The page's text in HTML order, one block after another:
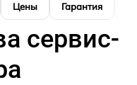
Цены Гарантия
сервис-